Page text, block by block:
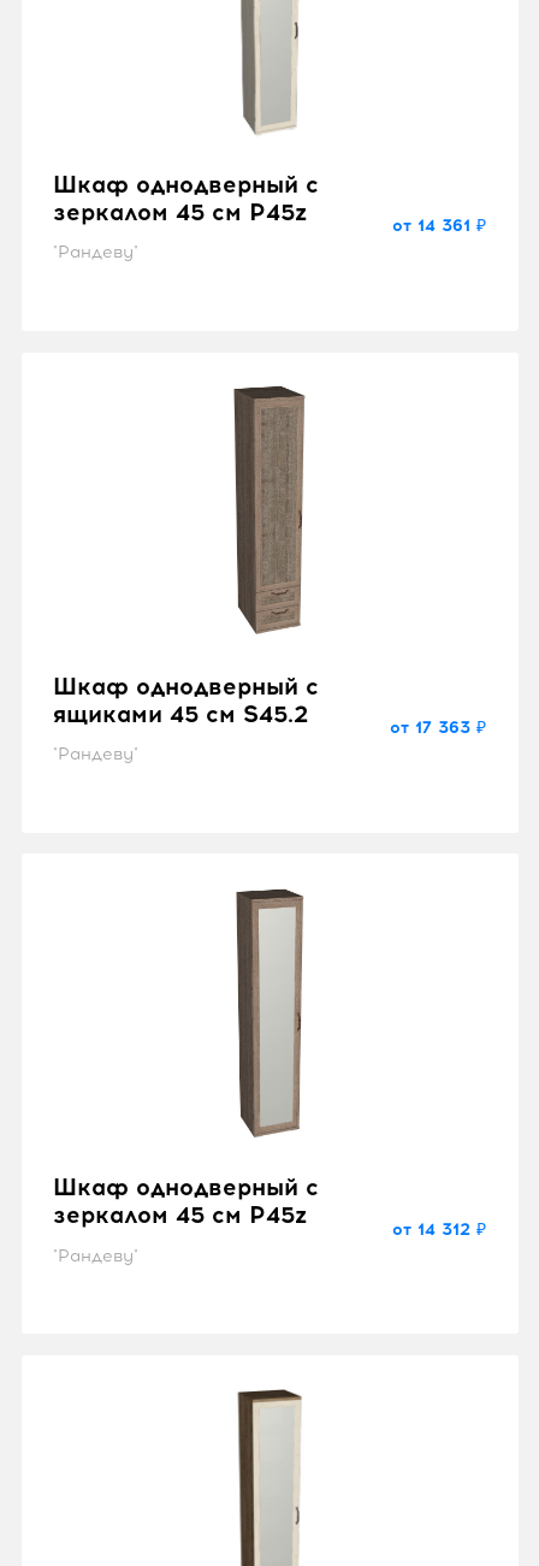
Шкаф однодверный с
зеркалом 45 см P45z
"Рандеву"
от 14 361 ₽
Шкаф однодверный с
ящиками 45 см S45.2
"Рандеву"
от 17 363 ₽
Шкаф однодверный с
зеркалом 45 см P45z
"Рандеву"
от 14 312 ₽